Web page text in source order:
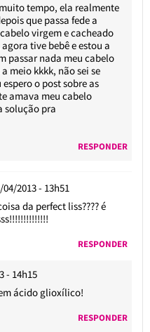
tempo, ela realmente
que passa fede a
virgem e cacheado
tive bebê e estou a
passar nada meu cabelo
meio kkkk, não sei se
o post sobre as
amava meu cabelo
solução pra
RESPONDER
04/2013 - 13h51
da perfect liss???? é
RESPONDER
- 14h15
ácido glioxílico!
RESPONDER